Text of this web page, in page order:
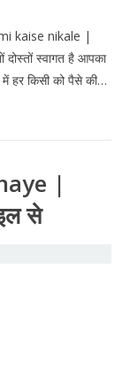
kaise nikale |
स्वागत है आपका
हर किसी को पैसे की…
|
से